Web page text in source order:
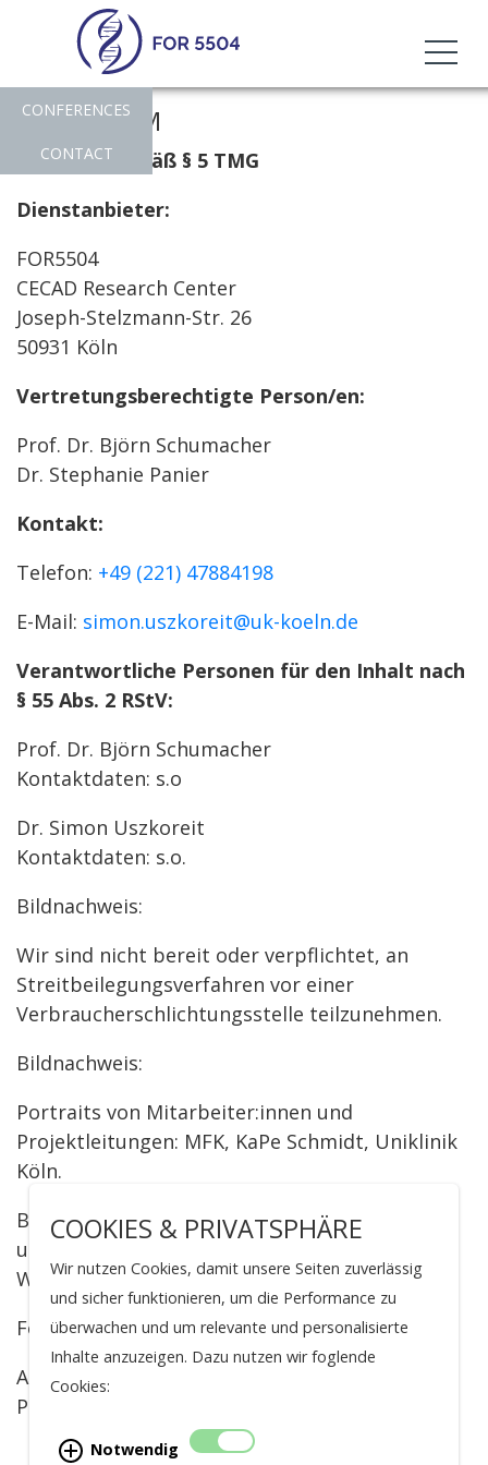
CONFERENCES
CONTACT
IMPRESSUM
Angaben gemäß § 5 TMG
Dienstanbieter:
FOR5504
CECAD Research Center
Joseph-Stelzmann-Str. 26
50931 Köln
Vertretungsberechtigte Person/en:
Prof. Dr. Björn Schumacher
Dr. Stephanie Panier
Kontakt:
Telefon: +49 (221) 47884198
E-Mail: simon.uszkoreit@uk-koeln.de
Verantwortliche Personen für den Inhalt nach
§ 55 Abs. 2 RStV:
Prof. Dr. Björn Schumacher
Kontaktdaten: s.o
Dr. Simon Uszkoreit
Kontaktdaten: s.o.
Bildnachweis:
Wir sind nicht bereit oder verpflichtet, an
Streitbeilegungsverfahren vor einer
Verbraucherschlichtungsstelle teilzunehmen.
Bildnachweis:
Portraits von Mitarbeiter:innen und
Projektleitungen: MFK, KaPe Schmidt, Uniklinik
Köln.
Bildrechte für die Bilder im Bereich Projekte
und Datenbilder liegen bei
WissenschaftlerInnen der FOR5504.
Foto CECAD Gebäude: (c) Jürgen Schmidt, Köln
AI-generierte Bilder für Z-
Projekte:
COOKIES & PRIVATSPHÄRE
Wir nutzen Cookies, damit unsere Seiten zuverlässig
und sicher funktionieren, um die Performance zu
überwachen und um relevante und personalisierte
Inhalte anzuzeigen. Dazu nutzen wir foglende
Cookies:
Notwendig